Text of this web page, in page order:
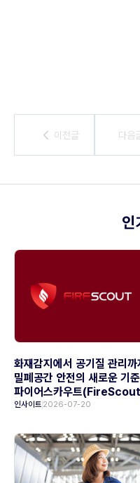
이전글
이전글 다음
다음글
인
화재감지에서 공기질 관리까
밀폐공간 안전의 새로운 기준
파이어스카우트
인사이트 2026-07-20